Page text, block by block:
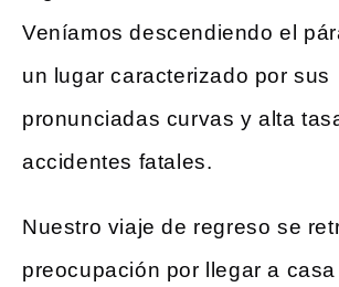
Veníamos descendiendo el
un lugar caracterizado por sus
pronunciadas curvas y alta
accidentes fatales.
Nuestro viaje de regreso se
preocupación por llegar a